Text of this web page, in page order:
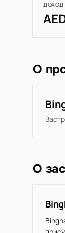
ДОХОД
О
О